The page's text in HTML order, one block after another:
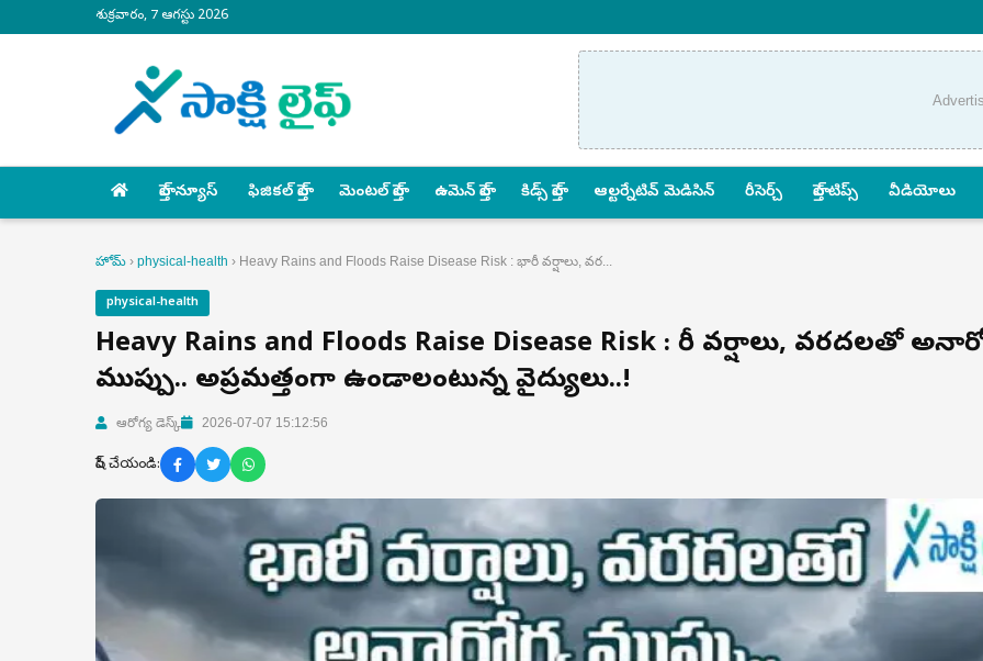
శుక్రవారం, 7 ఆగస్టు 2026
హెల్త్ న్యూస్ ఫిజికల్ హెల్త్ మెంటల్ హెల్త్ ఉమెన్ హెల్త్ కిడ్స్ హెల్త్ ఆల్టర్నేటివ్ మెడిసిన్ రీసెర్చ్ హెల్త్‌ టిప్స్‌ వీడియోలు
హోమ్ › physical-health › Heavy Rains and Floods Raise Disease Risk : భారీ వర్షాలు, వర...
physical-health
Heavy Rains and Floods Raise Disease Risk : భారీ వర్షాలు, వరదలతో
ముప్పు.. అప్రమత్తంగా ఉండాలంటున్న వైద్యులు..!
ఆరోగ్య డెస్క్ 2026-07-07 15:12:56
షేర్ చేయండి: